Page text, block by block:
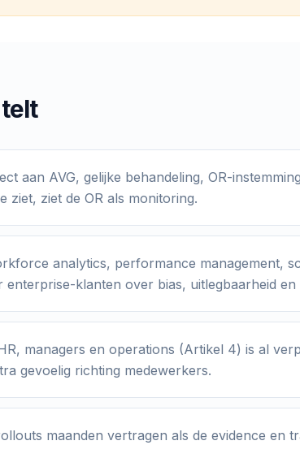
aan AVG, gelijke behandeling, OR-
ziet, ziet de OR als monitoring.
analytics, performance management,
klanten over bias, uitlegbaarheid en
managers en operations (Artikel 4) is al
gevoelig richting medewerkers.
maanden vertragen als de evidence en